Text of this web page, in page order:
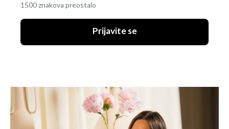
1500 znakova preostalo
Prijavite se